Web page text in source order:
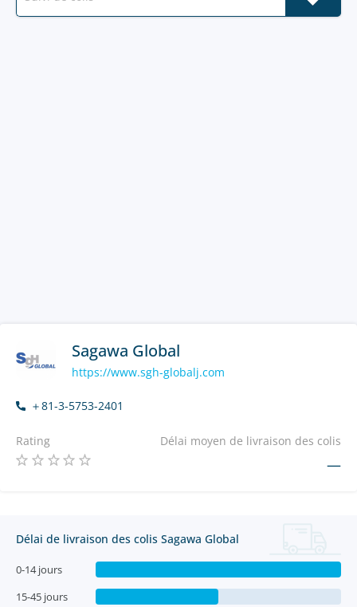
Sagawa Global
https://www.sgh-globalj.com
＋81-3-5753-2401
Rating Délai moyen de livraison des colis
—
Délai de livraison des colis Sagawa Global
0-14 jours
15-45 jours